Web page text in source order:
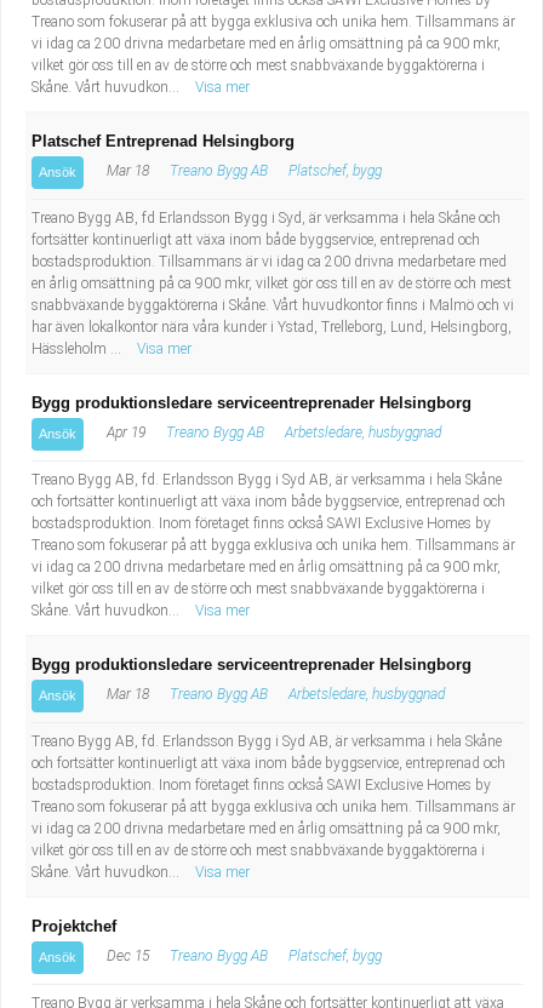
Treano som fokuserar på att bygga exklusiva och unika hem. Tillsammans är
vi idag ca 200 drivna medarbetare med en årlig omsättning på ca 900 mkr,
vilket gör oss till en av de större och mest snabbväxande byggaktörerna i
Skåne. Vårt huvudkon...
Visa mer
Platschef Entreprenad Helsingborg
Ansök Mar 18 Treano Bygg AB Platschef, bygg
Treano Bygg AB, fd Erlandsson Bygg i Syd, är verksamma i hela Skåne och
fortsätter kontinuerligt att växa inom både byggservice, entreprenad och
bostadsproduktion. Tillsammans är vi idag ca 200 drivna medarbetare med
en årlig omsättning på ca 900 mkr, vilket gör oss till en av de större och mest
snabbväxande byggaktörerna i Skåne. Vårt huvudkontor finns i Malmö och vi
har även lokalkontor nära våra kunder i Ystad, Trelleborg, Lund, Helsingborg,
Hässleholm ...
Visa mer
Bygg produktionsledare serviceentreprenader Helsingborg
Ansök Apr 19 Treano Bygg AB Arbetsledare, husbyggnad
Treano Bygg AB, fd. Erlandsson Bygg i Syd AB, är verksamma i hela Skåne
och fortsätter kontinuerligt att växa inom både byggservice, entreprenad och
bostadsproduktion. Inom företaget finns också SAWI Exclusive Homes by
Treano som fokuserar på att bygga exklusiva och unika hem. Tillsammans är
vi idag ca 200 drivna medarbetare med en årlig omsättning på ca 900 mkr,
vilket gör oss till en av de större och mest snabbväxande byggaktörerna i
Skåne. Vårt huvudkon...
Visa mer
Bygg produktionsledare serviceentreprenader Helsingborg
Ansök Mar 18 Treano Bygg AB Arbetsledare, husbyggnad
Treano Bygg AB, fd. Erlandsson Bygg i Syd AB, är verksamma i hela Skåne
och fortsätter kontinuerligt att växa inom både byggservice, entreprenad och
bostadsproduktion. Inom företaget finns också SAWI Exclusive Homes by
Treano som fokuserar på att bygga exklusiva och unika hem. Tillsammans är
vi idag ca 200 drivna medarbetare med en årlig omsättning på ca 900 mkr,
vilket gör oss till en av de större och mest snabbväxande byggaktörerna i
Skåne. Vårt huvudkon...
Visa mer
Projektchef
Ansök Dec 15 Treano Bygg AB Platschef, bygg
Treano Bygg är verksamma i hela Skåne och fortsätter kontinuerligt att växa